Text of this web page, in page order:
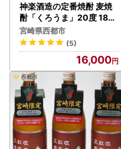
神楽酒造の定番焼酎 麦焼
酎「くろうま」20度 180
0ml×3本＜18-13a＞
宮崎県西都市
(5)
16,000